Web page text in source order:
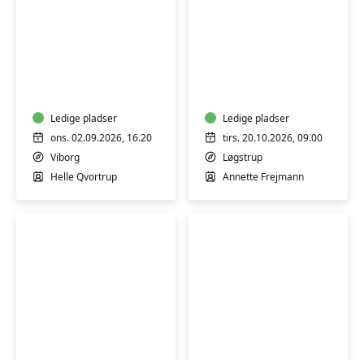
Trin
3
&
4
Ledige pladser
ons. 02.09.2026, 16.20
Viborg
Helle Qvortrup
-
iPhone
og
iPad
Ledige pladser
tirs. 20.10.2026, 09.00
Løgstrup
Annette Frejmann